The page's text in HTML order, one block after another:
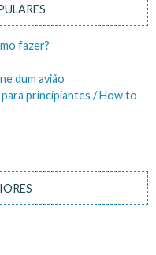
fazer?
dum avião
principiantes / How to